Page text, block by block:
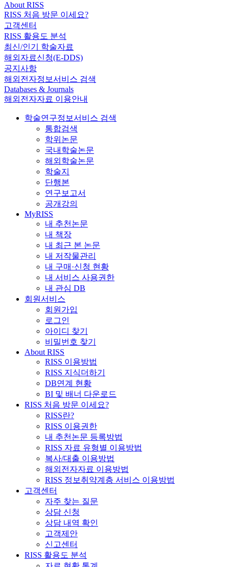
About RISS
RISS 처음 방문 이세요?
고객센터
RISS 활용도 분석
최신/인기 학술자료
해외자료신청(E-DDS)
공지사항
해외전자정보서비스 검색
Databases & Journals
해외전자자료 이용안내
학술연구정보서비스 검색
통합검색
학위논문
국내학술논문
해외학술논문
학술지
단행본
연구보고서
공개강의
MyRISS
내 추천논문
내 책장
내 최근 본 논문
내 저작물관리
내 구매·신청 현황
내 서비스 사용권한
내 관심 DB
회원서비스
회원가입
로그인
아이디 찾기
비밀번호 찾기
About RISS
RISS 이용방법
RISS 지식더하기
DB연계 현황
BI 및 배너 다운로드
RISS 처음 방문 이세요?
RISS란?
RISS 이용권한
내 추천논문 등록방법
RISS 자료 유형별 이용방법
복사/대출 이용방법
해외전자자료 이용방법
RISS 정보취약계층 서비스 이용방법
고객센터
자주 찾는 질문
상담 신청
상담 내역 확인
고객제안
신고센터
RISS 활용도 분석